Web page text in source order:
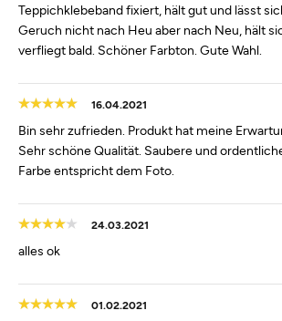
Teppichklebeband fixiert, hält gut und lässt
Geruch nicht nach Heu aber nach Neu, hält
verfliegt bald. Schöner Farbton. Gute Wahl.
16.04.2021
Bin sehr zufrieden. Produkt hat meine
Sehr schöne Qualität. Saubere und
Farbe entspricht dem Foto.
24.03.2021
alles ok
01.02.2021